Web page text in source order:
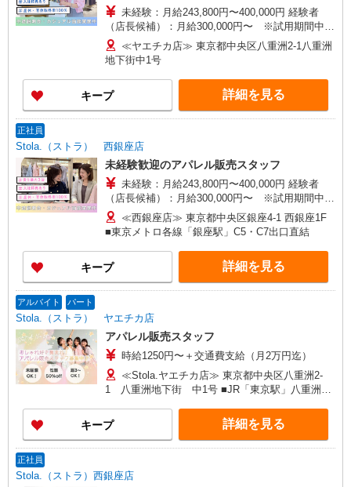
未経験：月給243,800円〜400,000円 経験者
（店長候補）：月給300,000円〜 ※試用期間中は
270,000円〜 ★固定残業手当：30,800円（月給に
含む） ※経験・能力考慮 ※固定残業時間は1ヶ月
あたり20時間、超過時は追加で残業手当支給 ※月
3万円まで交通費支給 ※試用期間（2〜3ヶ月）も
同条件 【手当】固定残業手当／資格手当／店舗職
制手当／住宅手当（実家外かつ賃貸の場合のみ別
当の種類はエリアにより異なります。詳細は面接
時にお尋ねください。
≪ヤエチカ店≫ 東京都中央区八重洲2-1八重洲
地下街中1号
キープ 詳細を見る
正社員
Stola.（ストラ） 西銀座店
未経験歓迎のアパレル販売スタッフ
未経験：月給243,800円〜400,000円 経験者
（店長候補）：月給300,000円〜 ※試用期間中は
270,000円〜 ★固定残業手当：30,800円（月給に
含む） ※経験・能力考慮 ※固定残業時間は1ヶ月
あたり20時間、超過時は追加で残業手当支給 ※月
3万円まで交通費支給 ※試用期間（2〜3ヶ月）も
同条件 【手当】固定残業手当／資格手当／店舗職
制手当／住宅手当（実家外かつ賃貸の場合のみ別
当の種類はエリアにより異なります。詳細は面接
時にお尋ねください。 ＼入社３大特典キャンペー
ン実施中！／※詳細は備考欄にて
≪西銀座店≫ 東京都中央区銀座4-1 西銀座1F
■東京メトロ各線「銀座駅」C5・C7出口直結
キープ 詳細を見る
アルバイト パート
Stola.（ストラ） ヤエチカ店
アパレル販売スタッフ
時給1250円〜＋交通費支給（月2万円迄）
≪Stola.ヤエチカ店≫ 東京都中央区八重洲2-
1 八重洲地下街 中1号 ■JR「東京駅」八重洲地
キープ 詳細を見る
正社員
Stola.（ストラ）西銀座店